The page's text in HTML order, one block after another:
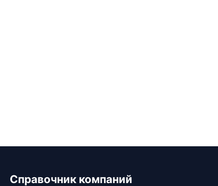
Справочник компаний